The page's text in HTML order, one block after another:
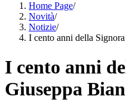
Home Page/
Novità/
Notizie/
I cento anni della
I cento anni
Giuseppa